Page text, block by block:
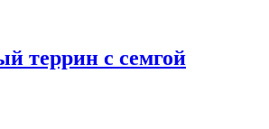
террин с семгой